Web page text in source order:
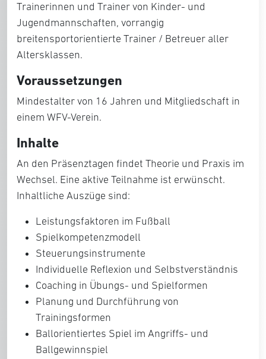
Trainerinnen und Trainer von Kinder- und
Jugendmannschaften, vorrangig
breitensportorientierte Trainer / Betreuer aller
Altersklassen.
Voraussetzungen
Mindestalter von 16 Jahren und Mitgliedschaft in
einem WFV-Verein.
Inhalte
An den Präsenztagen findet Theorie und Praxis im
Wechsel. Eine aktive Teilnahme ist erwünscht.
Inhaltliche Auszüge sind:
Leistungsfaktoren im Fußball
Spielkompetenzmodell
Steuerungsinstrumente
Individuelle Reflexion und Selbstverständnis
Coaching in Übungs- und Spielformen
Planung und Durchführung von
Trainingsformen
Ballorientiertes Spiel im Angriffs- und
Ballgewinnspiel